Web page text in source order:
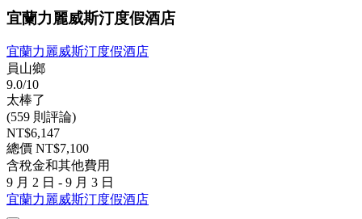
宜蘭力麗威斯汀度假酒店
宜蘭力麗威斯汀度假酒店
員山鄉
9.0/10
太棒了
(559 則評論)
NT$6,147
總價 NT$7,100
含稅金和其他費用
9 月 2 日 - 9 月 3 日
宜蘭力麗威斯汀度假酒店